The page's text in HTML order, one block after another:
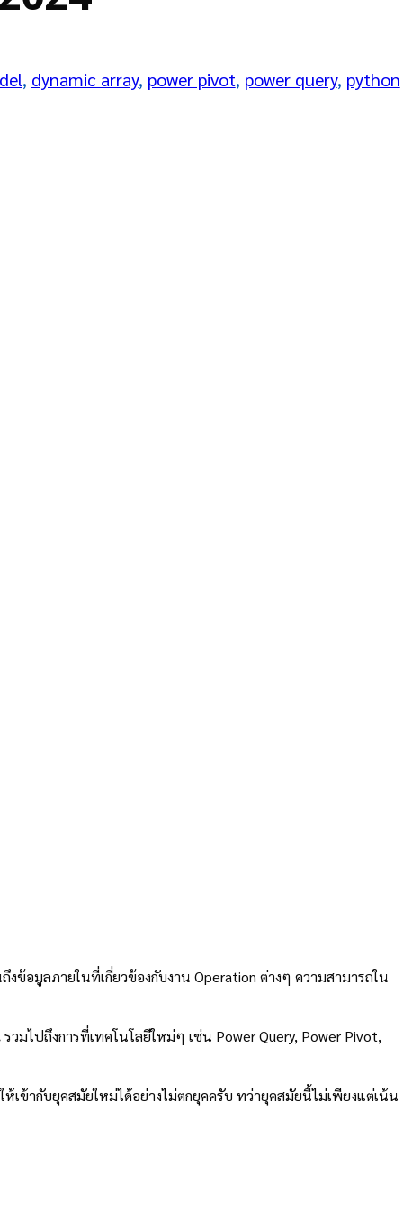
, dynamic array, power pivot, power query, python
ข้อมูลภายในที่เกี่ยวข้องกับงาน Operation ต่างๆ ความสามารถใน
รวมไปถึงการที่เทคโนโลยีใหม่ๆ เช่น Power Query, Power Pivot,
เข้ากับยุคสมัยใหม่ได้อย่างไม่ตกยุคครับ ทว่ายุคสมัยนี้ไม่เพียงแต่เน้น